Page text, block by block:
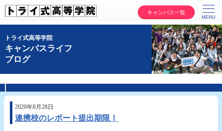
キャンパス一覧
トライ式高等学院
キャンパスライフ
ブログ
2020年8月28日
連携校のレポート提出期限！